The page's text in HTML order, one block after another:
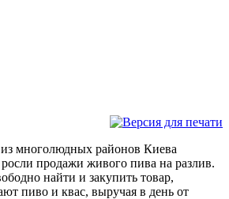
из многолюдных районов Киева
продажи живого пива на разлив.
найти и закупить товар,
пиво и квас, выручая в день от